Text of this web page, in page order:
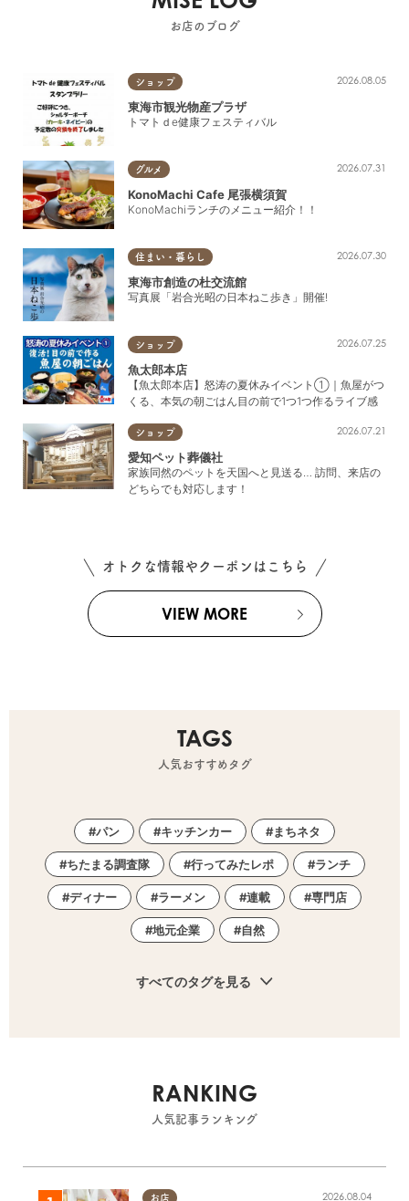
お店のブログ
ショップ 2026.08.05
東海市観光物産プラザ
トマトｄe健康フェスティバル
グルメ 2026.07.31
KonoMachi Cafe 尾張横須賀
KonoMachiランチのメニュー紹介！！
住まい・暮らし 2026.07.30
東海市創造の杜交流館
写真展「岩合光昭の日本ねこ歩き」開催!
ショップ 2026.07.25
魚太郎本店
【魚太郎本店】怒涛の夏休みイベント①｜魚屋がつ
くる、本気の朝ごはん目の前で1つ1つ作るライブ感
ショップ 2026.07.21
愛知ペット葬儀社
家族同然のペットを天国へと見送る… 訪問、来店の
どちらでも対応します！
オトクな情報やクーポンはこちら
VIEW MORE
TAGS
人気おすすめタグ
パン キッチンカー まちネタ
ちたまる調査隊 行ってみたレポ ランチ
ディナー ラーメン 連載 専門店
地元企業 自然
すべてのタグを見る
RANKING
人気記事ランキング
お店 2026.08.04